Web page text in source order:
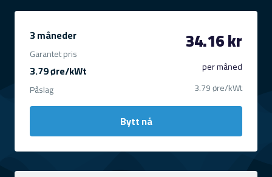
3.79 øre/kWt
Påslag
3 måneder
Garantet pris 34.16 kr
per måned
3.79 øre/kWt
Bytt nå